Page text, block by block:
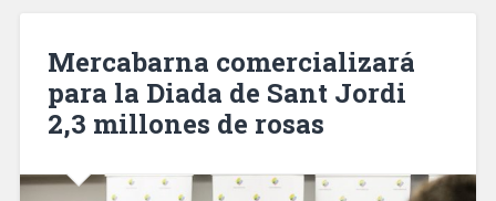
nuevo
contrato
de
recogida
Mercabarna comercializará
para la Diada de Sant Jordi
2,3 millones de rosas